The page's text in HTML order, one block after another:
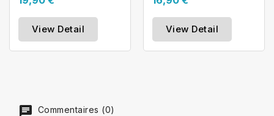
View Detail View Detail
Commentaires (0)